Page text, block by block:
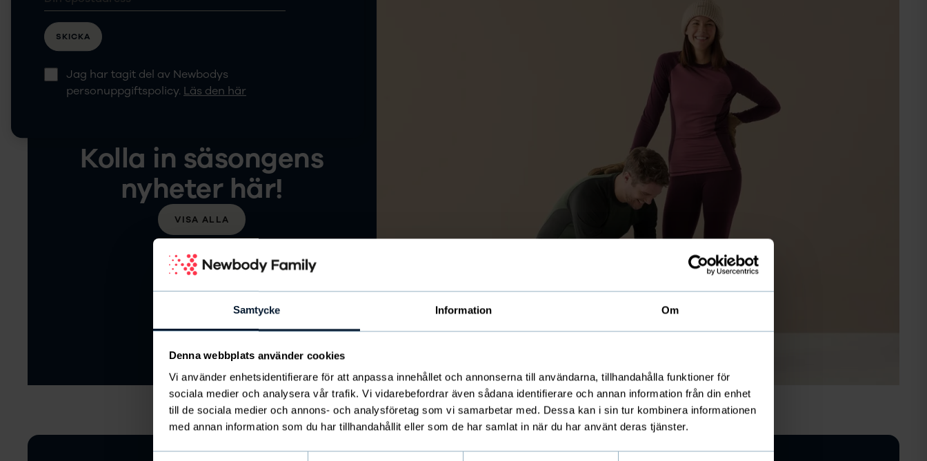
Samtycke Information Om
Denna webbplats använder cookies
Vi använder enhetsidentifierare för att anpassa innehållet och annonserna till användarna, tillhandahålla funktioner för
sociala medier och analysera vår trafik. Vi vidarebefordrar även sådana identifierare och annan information från din enhet
till de sociala medier och annons- och analysföretag som vi samarbetar med. Dessa kan i sin tur kombinera informationen
med annan information som du har tillhandahållit eller som de har samlat in när du har använt deras tjänster.
Kolla in säsongens
nyheter här!
VISA ALLA
SKICKA
Jag har tagit del av Newbodys
personuppgiftspolicy. Läs den här